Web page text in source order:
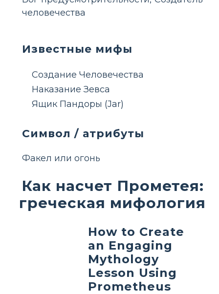
человечества
Известные мифы
Создание Человечества
Наказание Зевса
Ящик Пандоры (Jar)
Символ / атрибуты
Факел или огонь
Как насчет Прометея:
греческая мифология
How to Create
an Engaging
Mythology
Lesson Using
Prometheus